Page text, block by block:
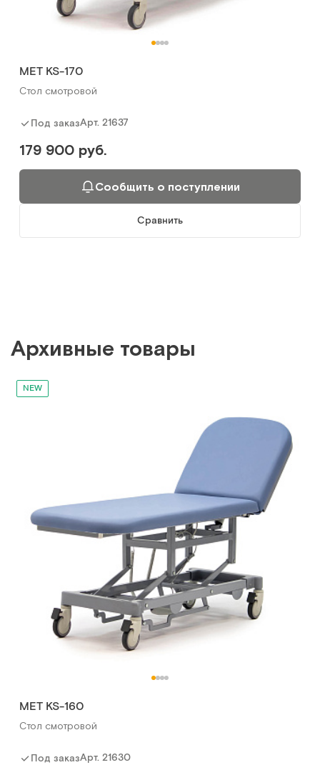
МЕТ KS-170
Стол смотровой
Под заказАрт. 21637
179 900 руб.
Сообщить о поступлении
Сравнить
Архивные товары
NEW
МЕТ KS-160
Стол смотровой
Под заказАрт. 21630